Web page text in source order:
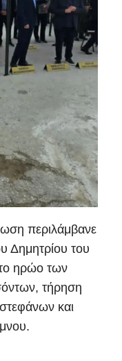
περιλάμβανε
Δημητρίου του
ηρώο των
τήρηση
και